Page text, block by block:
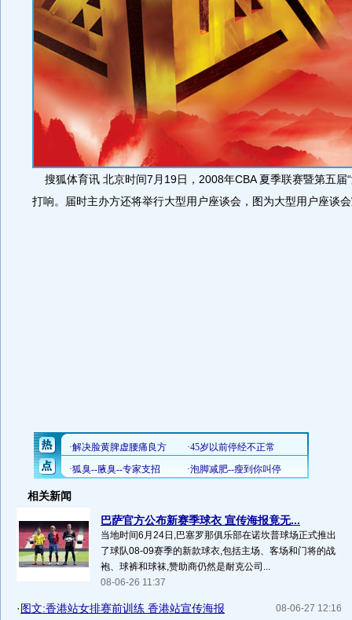
搜狐体育讯 北京时间7月19日，2008年CBA 夏季联赛暨第五届
打响。届时主办方还将举行大型用户座谈会，图为大型用户座谈
相关新闻
巴萨官方公布新赛季球衣 宣传海报竟无...
当地时间6月24日,巴塞罗那俱乐部在诺坎普球场正式推出
了球队08-09赛季的新款球衣,包括主场、客场和门将的战
袍、球裤和球袜,赞助商仍然是耐克公司...
08-06-26 11:37
08-06-27 12:16
·图文:香港站女排赛前训练 香港站宣传海报